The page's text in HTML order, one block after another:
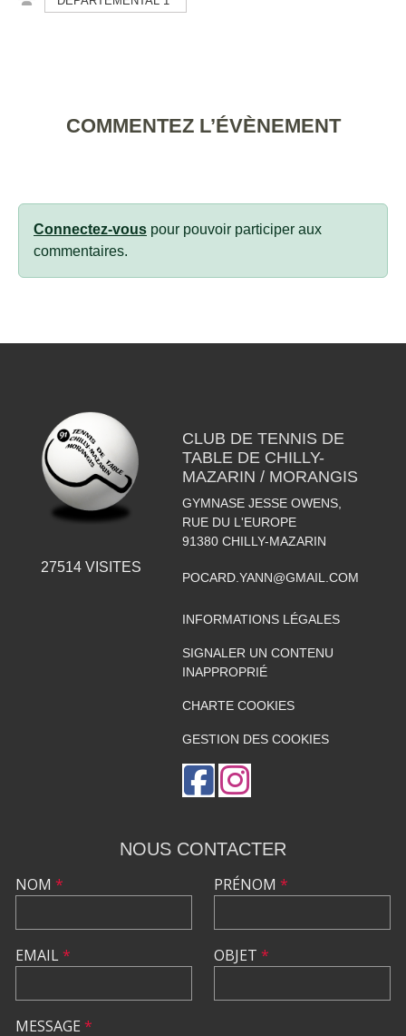
COMMENTEZ L’ÉVÈNEMENT
Connectez-vous pour pouvoir participer aux
commentaires.
27514VISITES
CLUB DE TENNIS DE
TABLE DE CHILLY-
MAZARIN / MORANGIS
GYMNASE JESSE OWENS,
RUE DU L'EUROPE
91380 CHILLY-MAZARIN
POCARD.YANN@GMAIL.COM
INFORMATIONS LÉGALES
SIGNALER UN CONTENU
INAPPROPRIÉ
CHARTE COOKIES
GESTION DES COOKIES
NOUS CONTACTER
NOM *
EMAIL*
PRÉNOM *
OBJET *
MESSAGE *